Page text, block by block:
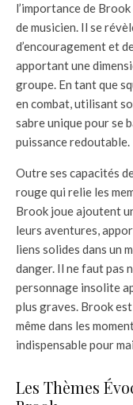
l’importance de
de musicien. Il se
d’encouragement et
apportant une
groupe. En tant que
en combat, utilisant
sabre unique pour se
puissance redoutable.
Outre ses capacités
rouge qui relie les
Brook joue ajoutent
leurs aventures,
liens solides dans un
danger. Il ne faut pas
personnage insolite
plus graves. Brook
même dans les
indispensable pour
Les Thèmes